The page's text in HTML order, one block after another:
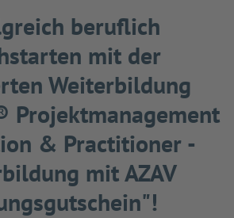
beruflich
mit der
Weiterbildung
Projektmanagement
& Practitioner -
mit AZAV